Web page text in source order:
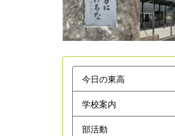
今日の東高
学校案内
部活動